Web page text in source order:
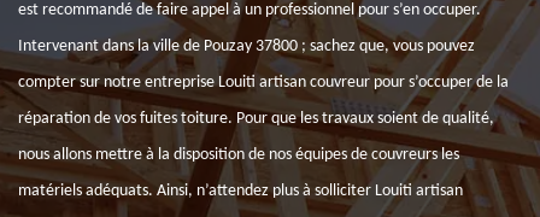
est recommandé de faire appel à un professionnel pour s’en occuper.
Intervenant dans la ville de Pouzay 37800 ; sachez que, vous pouvez
compter sur notre entreprise Louiti artisan couvreur pour s’occuper de la
réparation de vos fuites toiture. Pour que les travaux soient de qualité,
nous allons mettre à la disposition de nos équipes de couvreurs les
matériels adéquats. Ainsi, n’attendez plus à solliciter Louiti artisan